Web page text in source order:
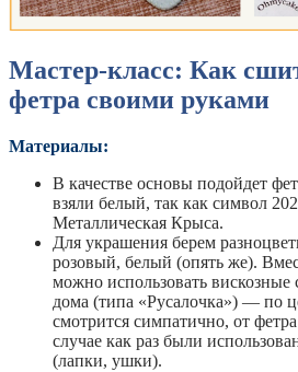
Мастер-класс: Как
фетра своими руками
Материалы:
В качестве основы подойдет
взяли белый, так как символ
Металлическая Крыса.
Для украшения берем
розовый, белый (опять же).
можно использовать вискозные
дома (типа «Русалочка») — по
смотрится симпатично, от
случае как раз были
(лапки, ушки).